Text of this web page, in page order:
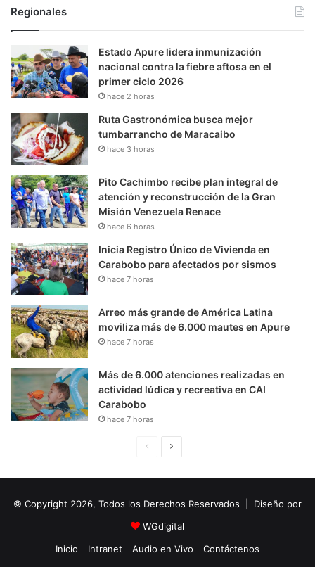
Regionales
Estado Apure lidera inmunización
nacional contra la fiebre aftosa en el
primer ciclo 2026
hace 2 horas
Ruta Gastronómica busca mejor
tumbarrancho de Maracaibo
hace 3 horas
Pito Cachimbo recibe plan integral de
atención y reconstrucción de la Gran
Misión Venezuela Renace
hace 6 horas
Inicia Registro Único de Vivienda en
Carabobo para afectados por sismos
hace 7 horas
Arreo más grande de América Latina
moviliza más de 6.000 mautes en Apure
hace 7 horas
Más de 6.000 atenciones realizadas en
actividad lúdica y recreativa en CAI
Carabobo
hace 7 horas
i
n
a
u
i
e
© Copyright 2026, Todos los Derechos Reservados | Diseño por
WGdigital
Inicio
Intranet Audio en Vivo
Contáctenos